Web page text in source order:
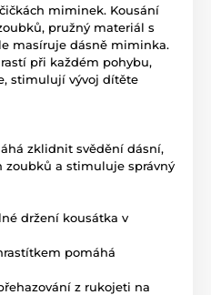
miminek. Kousání
pružný materiál s
masíruje dásně miminka.
při každém pohybu,
stimulují vývoj dítěte
zklidnit svědění dásní,
a stimuluje správný
držení kousátka v
pomáhá
z rukojeti na